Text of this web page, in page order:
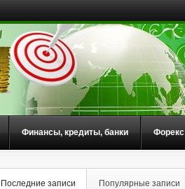
Финансы, кредиты, банки Форекс
Последние записи Популярные записи